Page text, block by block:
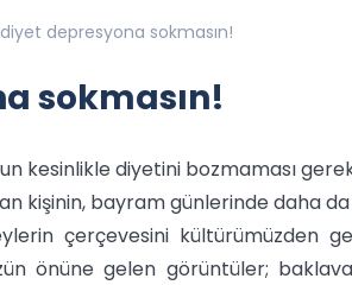
depresyona sokmasın!
sokmasın!
kesinlikle diyetini bozmaması
kişinin, bayram günlerinde daha da
çerçevesini kültürümüzden
önüne gelen görüntüler;